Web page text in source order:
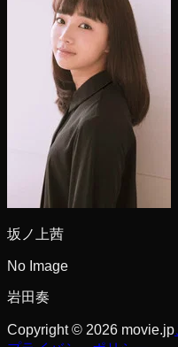
坂ノ上茜
No Image
岩田奏
Copyright © 2026 movie.jp